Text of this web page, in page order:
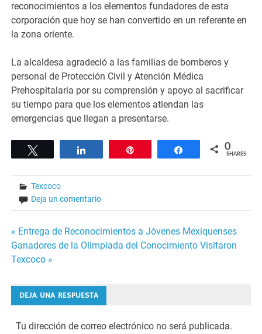
reconocimientos a los elementos fundadores de esta
corporación que hoy se han convertido en un referente en
la zona oriente.
La alcaldesa agradeció a las familias de bomberos y
personal de Protección Civil y Atención Médica
Prehospitalaria por su comprensión y apoyo al sacrificar
su tiempo para que los elementos atiendan las
emergencias que llegan a presentarse.
Share 0
SHARES
Texcoco
Deja un comentario
Navegación
de
entradas
« Entrega de Reconocimientos a Jóvenes Mexiquenses
Ganadores de la Olimpiada del Conocimiento Visitaron
Texcoco »
DEJA UNA RESPUESTA
Tu dirección de correo electrónico no será publicada.